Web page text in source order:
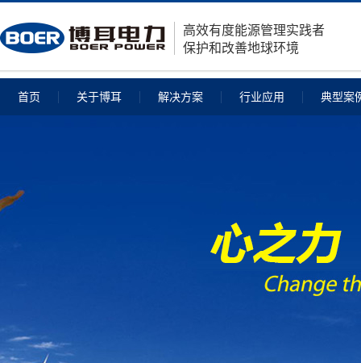
高效有度能源管理实践者
保护和改善地球环境
首页 关于博耳 解决方案 行业应用 典型案